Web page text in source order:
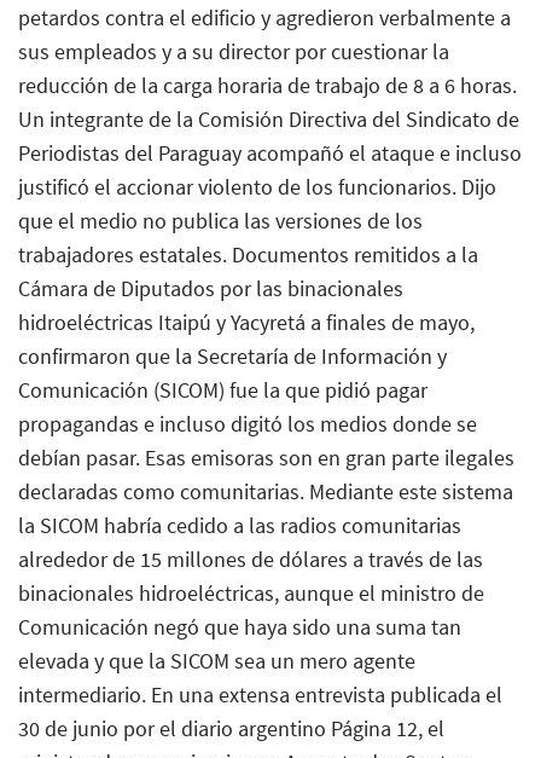
petardos contra el edificio y agredieron verbalmente a
sus empleados y a su director por cuestionar la
reducción de la carga horaria de trabajo de 8 a 6 horas.
Un integrante de la Comisión Directiva del Sindicato de
Periodistas del Paraguay acompañó el ataque e incluso
justificó el accionar violento de los funcionarios. Dijo
que el medio no publica las versiones de los
trabajadores estatales. Documentos remitidos a la
Cámara de Diputados por las binacionales
hidroeléctricas Itaipú y Yacyretá a finales de mayo,
confirmaron que la Secretaría de Información y
Comunicación (SICOM) fue la que pidió pagar
propagandas e incluso digitó los medios donde se
debían pasar. Esas emisoras son en gran parte ilegales
declaradas como comunitarias. Mediante este sistema
la SICOM habría cedido a las radios comunitarias
alrededor de 15 millones de dólares a través de las
binacionales hidroeléctricas, aunque el ministro de
Comunicación negó que haya sido una suma tan
elevada y que la SICOM sea un mero agente
intermediario. En una extensa entrevista publicada el
30 de junio por el diario argentino Página 12, el